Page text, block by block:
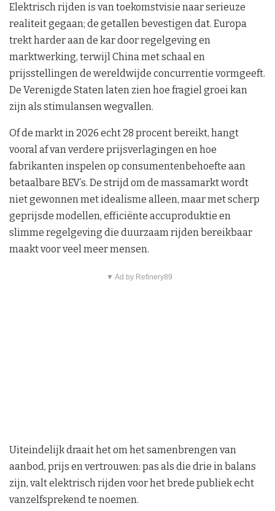
Elektrisch rijden is van toekomstvisie naar serieuze
realiteit gegaan; de getallen bevestigen dat. Europa
trekt harder aan de kar door regelgeving en
marktwerking, terwijl China met schaal en
prijsstellingen de wereldwijde concurrentie vormgeeft.
De Verenigde Staten laten zien hoe fragiel groei kan
zijn als stimulansen wegvallen.
Of de markt in 2026 echt 28 procent bereikt, hangt
vooral af van verdere prijsverlagingen en hoe
fabrikanten inspelen op consumentenbehoefte aan
betaalbare BEV’s. De strijd om de massamarkt wordt
niet gewonnen met idealisme alleen, maar met scherp
geprijsde modellen, efficiënte accuproduktie en
slimme regelgeving die duurzaam rijden bereikbaar
maakt voor veel meer mensen.
▼ Ad by Refinery89
Uiteindelijk draait het om het samenbrengen van
aanbod, prijs en vertrouwen: pas als die drie in balans
zijn, valt elektrisch rijden voor het brede publiek echt
vanzelfsprekend te noemen.